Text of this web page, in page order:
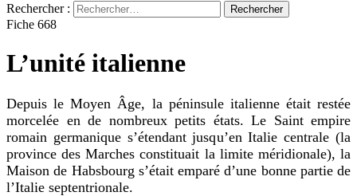
Rechercher :
Fiche 668
L’unité italienne
Depuis le Moyen Âge, la péninsule italienne était restée
morcelée en de nombreux petits états. Le Saint empire
romain germanique s’étendant jusqu’en Italie centrale (la
province des Marches constituait la limite méridionale), la
Maison de Habsbourg s’était emparé d’une bonne partie de
l’Italie septentrionale.